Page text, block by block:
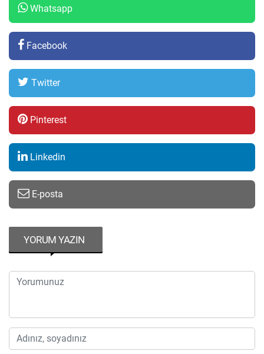
Whatsapp
Facebook
Twitter
Pinterest
Linkedin
E-posta
YORUM YAZIN